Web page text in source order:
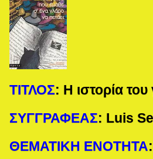
ΤΙΤΛΟΣ: Η ιστορία
ΣΥΓΓΡΑΦΕΑΣ: Luis
ΘΕΜΑΤΙΚΗ ΕΝΟΤΗΤΑ: